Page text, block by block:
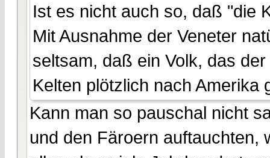
Ist es nicht auch so, daß "die
Mit Ausnahme der Veneter
seltsam, daß ein Volk, das
Kelten plötzlich nach Amerika
Kann man so pauschal nicht
und den Färoern auftauchten,